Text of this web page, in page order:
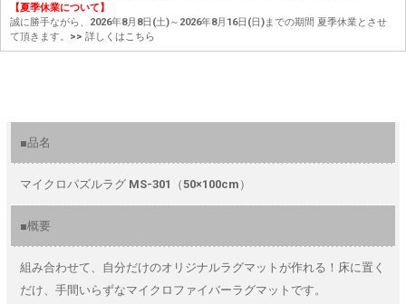
【夏季休業について】
誠に勝手ながら、2026年8月8日(土)～2026年8月16日(日)までの期間 夏季休業とさせ
て頂きます。 >> 詳しくはこちら
■品名
マイクロパズルラグ MS-301（50×100cm）
■概要
組み合わせて、自分だけのオリジナルラグマットが作れる！床に置く
だけ、手間いらずなマイクロファイバーラグマットです。